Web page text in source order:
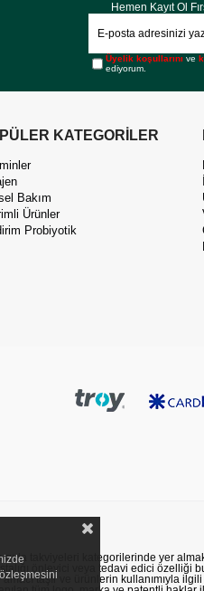
Hemen Kayıt Ol
Üyelik koşullarını ve
ediyorum.
KATEGORİLER
Bakım
Ürünler
Probiyotik
takviyeleri kategorilerinde yer
önleyici veya tedavi edici özelliği
taşır ve ürünlerin kullanımıyla